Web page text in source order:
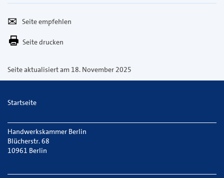
empfehlen
Per
E-
versenden
Seite drucken
Seite aktualisiert am 18. November 2025
Startseite
Handwerkskammer Berlin
Blücherstr. 68
10961 Berlin